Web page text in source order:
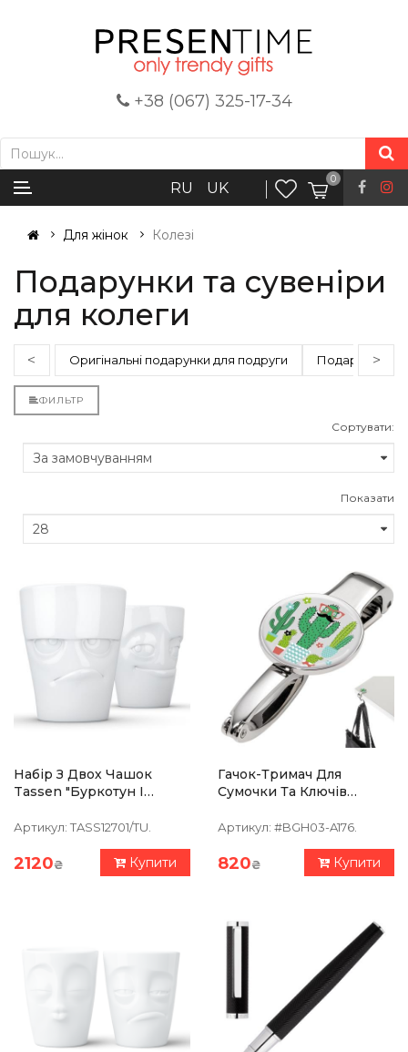
+38 (067) 325-17-34
RU UK
0
Для жінок Колезі
Подарунки та сувеніри
для колеги
< Оригінальні подарунки для подруги Подарунок
>
ФИЛЬТР
Сортувати:
Показати
Набір З Двох Чашок
Tassen "Буркотун І
Порцеляна
Артикул: TASS12701/TU.
2120₴ Купити
Гачок-Тримач Для
Сумочки Та Ключів
Артикул: #BGH03-A176.
820₴ Купити